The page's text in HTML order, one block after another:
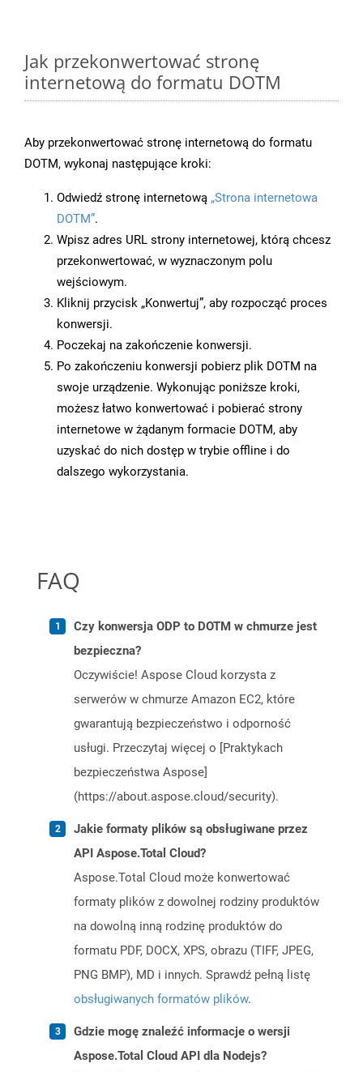
Jak przekonwertować stronę
internetową do formatu DOTM
Aby przekonwertować stronę internetową do formatu
DOTM, wykonaj następujące kroki:
Odwiedź stronę internetową „Strona internetowa
DOTM”.
Wpisz adres URL strony internetowej, którą chcesz
przekonwertować, w wyznaczonym polu
wejściowym.
Kliknij przycisk „Konwertuj”, aby rozpocząć proces
konwersji.
Poczekaj na zakończenie konwersji.
Po zakończeniu konwersji pobierz plik DOTM na
swoje urządzenie. Wykonując poniższe kroki,
możesz łatwo konwertować i pobierać strony
internetowe w żądanym formacie DOTM, aby
uzyskać do nich dostęp w trybie offline i do
dalszego wykorzystania.
FAQ
Czy konwersja ODP to DOTM w chmurze jest
bezpieczna?
Oczywiście! Aspose Cloud korzysta z
serwerów w chmurze Amazon EC2, które
gwarantują bezpieczeństwo i odporność
usługi. Przeczytaj więcej o [Praktykach
bezpieczeństwa Aspose]
(https://about.aspose.cloud/security).
Jakie formaty plików są obsługiwane przez
API Aspose.Total Cloud?
Aspose.Total Cloud może konwertować
formaty plików z dowolnej rodziny produktów
na dowolną inną rodzinę produktów do
formatu PDF, DOCX, XPS, obrazu (TIFF, JPEG,
PNG BMP), MD i innych. Sprawdź pełną listę
obsługiwanych formatów plików.
Gdzie mogę znaleźć informacje o wersji
Aspose.Total Cloud API dla Nodejs?